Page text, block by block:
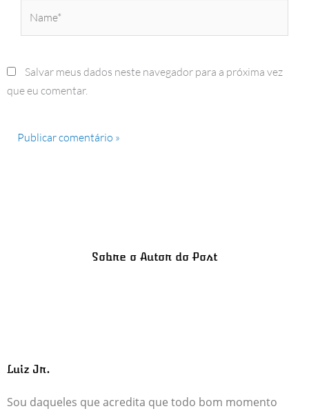
Salvar meus dados neste navegador para a próxima vez
que eu comentar.
Sobre o Autor do Post
Luiz Jr.
Sou daqueles que acredita que todo bom momento